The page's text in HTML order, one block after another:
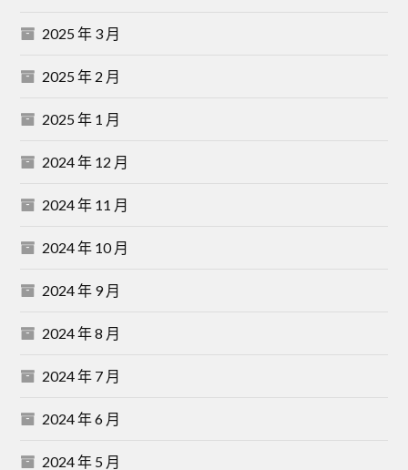
2025 年 3 月
2025 年 2 月
2025 年 1 月
2024 年 12 月
2024 年 11 月
2024 年 10 月
2024 年 9 月
2024 年 8 月
2024 年 7 月
2024 年 6 月
2024 年 5 月